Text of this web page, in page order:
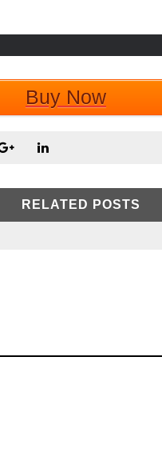
Buy Now
RELATED POSTS